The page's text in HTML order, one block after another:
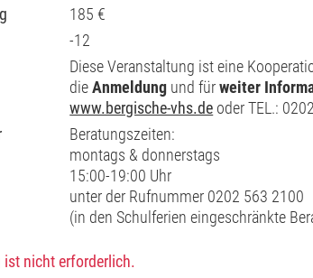
185 €
-12
Diese Veranstaltung ist eine
dieAnmeldung und fürweiter
www.bergische-vhs.de oder TEL.:
Beratungszeiten:
montags & donnerstags
15:00-19:00 Uhr
unter der Rufnummer 0202 563 2100
(in den Schulferien eingeschränkte
ist nicht erforderlich.